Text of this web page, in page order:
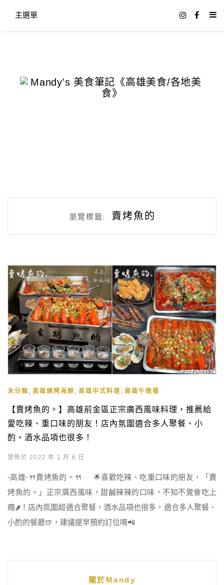
主選單
瀏覽標籤: 賣烤魚的
未分類 , 高雄燒烤海鮮 , 高雄中式料理 , 高雄午晚餐
【賣烤魚的。】高雄前金區正宗廣西風味料理，推薦給
愛吃辣、重口味的朋友！店內氛圍適合多人聚餐、小
酌，酒水品項也很多！
發佈於 2022 年 1 月 6 日
-高雄-🍴賣烤魚的。🍴 🌟喜歡吃辣、吃重口味的朋友，「賣
烤魚的。」正宗廣西風味，甜鹹辣辣的口味，不知不覺會吃上
癮🌶️！店內氛圍超適合聚餐，酒水品項也很多，適合多人聚餐、
小酌的餐廳🍺，建議提早預約訂位唷📲
關於Mandy